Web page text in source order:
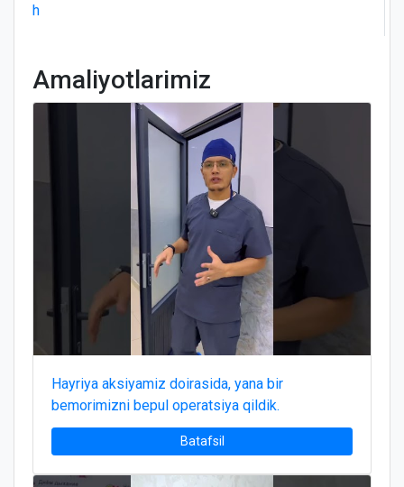
h
Amaliyotlarimiz
Hayriya aksiyamiz doirasida, yana bir
bemorimizni bepul operatsiya qildik.
Batafsil